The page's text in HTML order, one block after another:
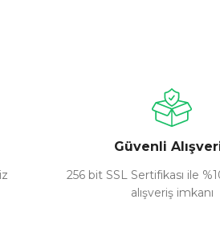
Güvenli
256 bit SSL Sertifikası ile
alışveriş imkanı